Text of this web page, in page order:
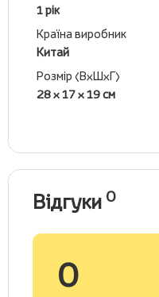
1 рік
Країна виробник
Китай
Розмір (ВхШхГ)
28 x 17 x 19 см
Відгуки 0
0